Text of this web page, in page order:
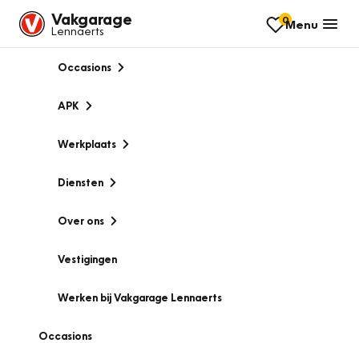
Vakgarage
Lennaerts
0Menu
Occasions
APK
Werkplaats
Diensten
Over ons
Vestigingen
Werken bij Vakgarage Lennaerts
Occasions